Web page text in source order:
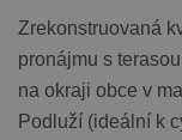
Zrekonstruovaná
pronájmu s
na okraji obce v
Podluží (ideální k